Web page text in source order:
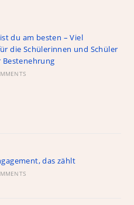
du am besten – Viel
die Schülerinnen und Schüler
Bestenehrung
das zählt